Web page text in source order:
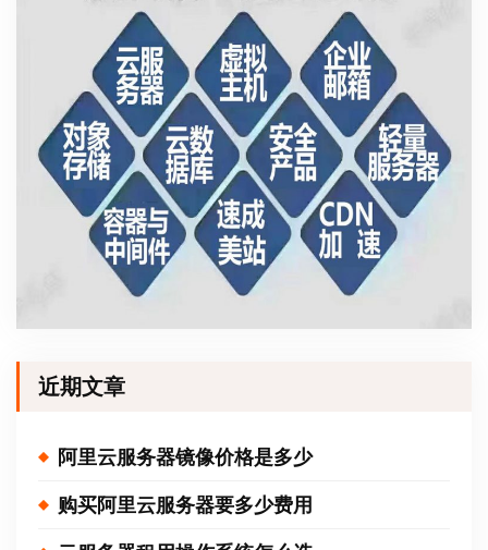
近期文章
阿里云服务器镜像价格是多少
购买阿里云服务器要多少费用